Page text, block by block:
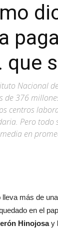
Nacional
de 376
centros
Pero
en
más de
en el
Hinojosay